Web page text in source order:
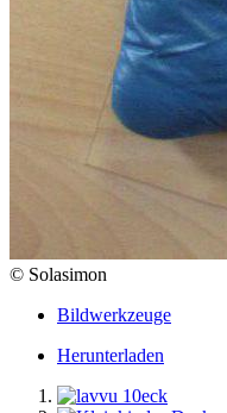
© Solasimon
Bildwerkzeuge
Herunterladen